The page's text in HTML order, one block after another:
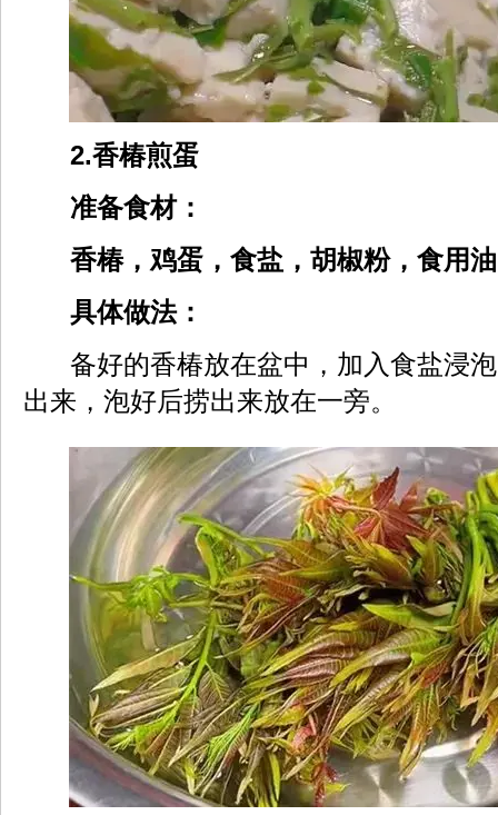
2.香椿煎蛋
准备食材：
香椿，鸡蛋，食盐，胡椒粉，食用油
具体做法：
备好的香椿放在盆中，加入食盐浸
出来，泡好后捞出来放在一旁。